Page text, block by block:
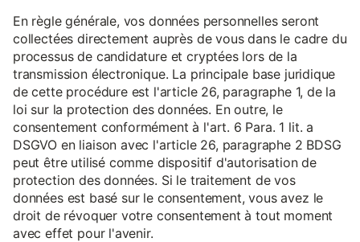
En règle générale, vos données personnelles seront
collectées directement auprès de vous dans le cadre du
processus de candidature et cryptées lors de la
transmission électronique. La principale base juridique
de cette procédure est l'article 26, paragraphe 1, de la
loi sur la protection des données. En outre, le
consentement conformément à l'art. 6 Para. 1 lit. a
DSGVO en liaison avec l'article 26, paragraphe 2 BDSG
peut être utilisé comme dispositif d'autorisation de
protection des données. Si le traitement de vos
données est basé sur le consentement, vous avez le
droit de révoquer votre consentement à tout moment
avec effet pour l'avenir.